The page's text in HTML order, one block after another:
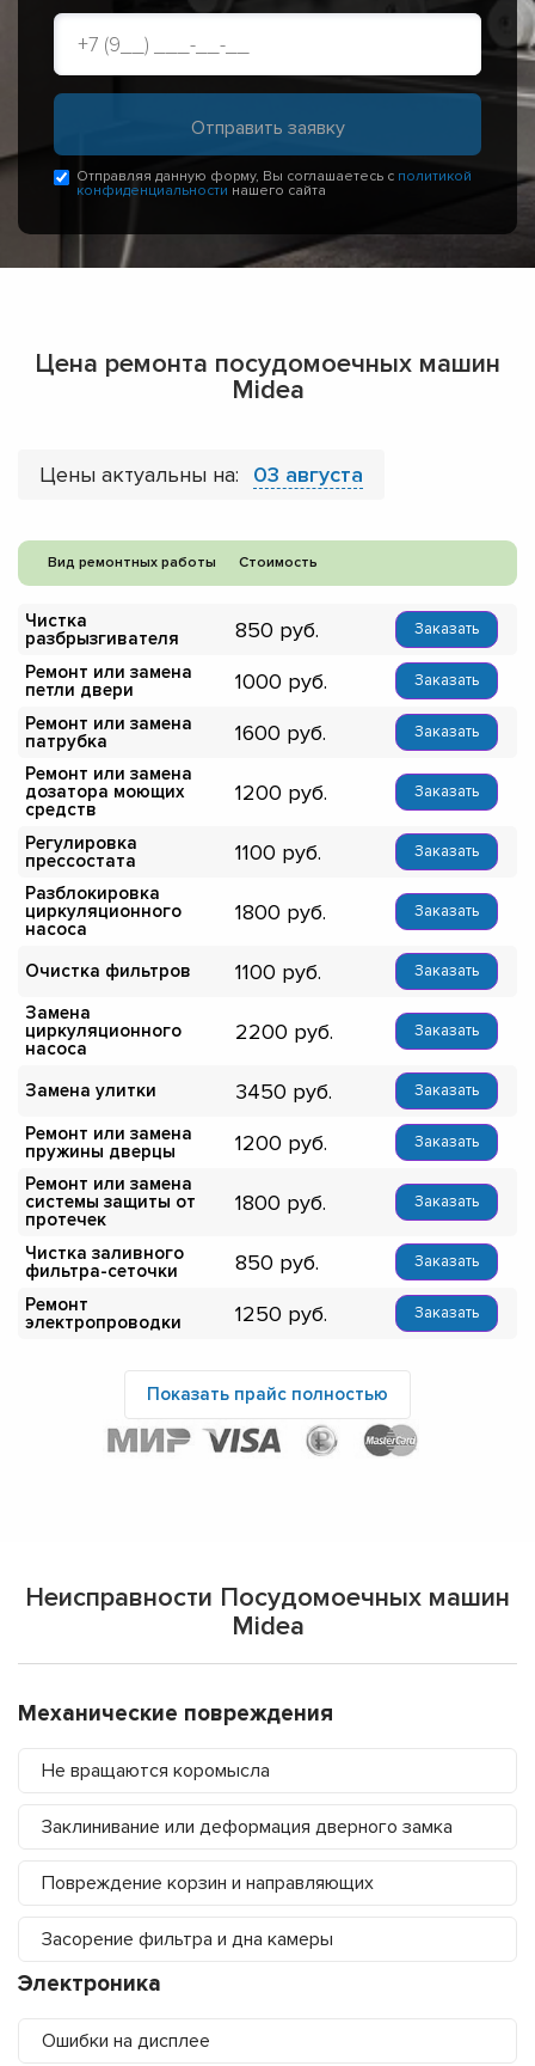
Отправляя данную форму, Вы соглашаетесь с политикой
конфиденциальности нашего сайта
Цена ремонта посудомоечных машин
Midea
Цены актуальны на: 03 августа
Вид ремонтных работы Стоимость
Чистка
разбрызгивателя
850 Заказать
Ремонт или замена
петли двери
1000 Заказать
Ремонт или замена
патрубка
1600 Заказать
Ремонт или замена
дозатора моющих
средств
1200 Заказать
Регулировка
прессостата
1100 Заказать
Разблокировка
циркуляционного
насоса
1800 Заказать
Очистка фильтров 1100 Заказать
Замена
циркуляционного
насоса
2200 Заказать
Замена улитки 3450 Заказать
Ремонт или замена
пружины дверцы
1200 Заказать
Ремонт или замена
системы защиты от
протечек
1800 Заказать
Чистка заливного
фильтра-сеточки
850 Заказать
Ремонт
электропроводки
1250 Заказать
Показать прайс полностью
Неисправности Посудомоечных машин
Midea
Механические повреждения
Не вращаются коромысла
Заклинивание или деформация дверного замка
Повреждение корзин и направляющих
Засорение фильтра и дна камеры
Электроника
Ошибки на дисплее